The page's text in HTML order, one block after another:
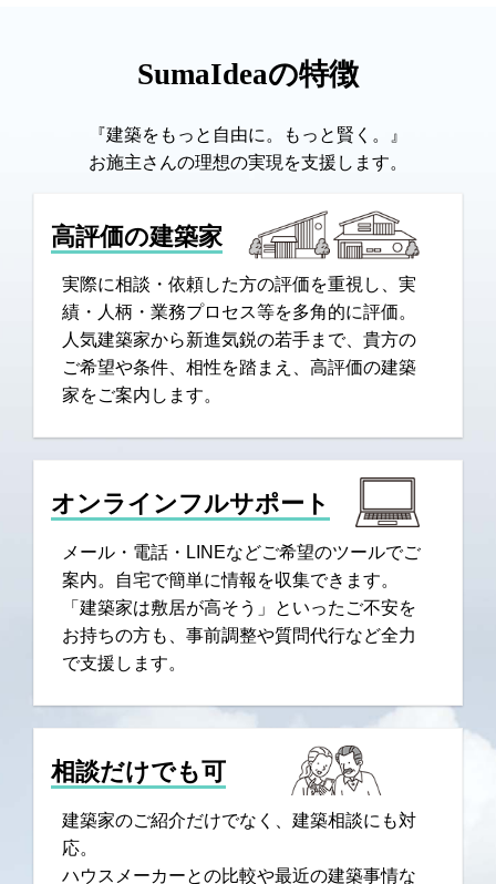
SumaIdeaの特徴
『建築をもっと自由に。もっと賢く。』
お施主さんの理想の実現を支援します。
高評価の建築家
実際に相談・依頼した方の評価を重視し、実
績・人柄・業務プロセス等を多角的に評価。
人気建築家から新進気鋭の若手まで、貴方の
ご希望や条件、相性を踏まえ、高評価の建築
家をご案内します。
オンラインフルサポート
メール・電話・LINEなどご希望のツールでご
案内。自宅で簡単に情報を収集できます。
「建築家は敷居が高そう」といったご不安を
お持ちの方も、事前調整や質問代行など全力
で支援します。
相談だけでも可
建築家のご紹介だけでなく、建築相談にも対
応。
ハウスメーカーとの比較や最近の建築事情な